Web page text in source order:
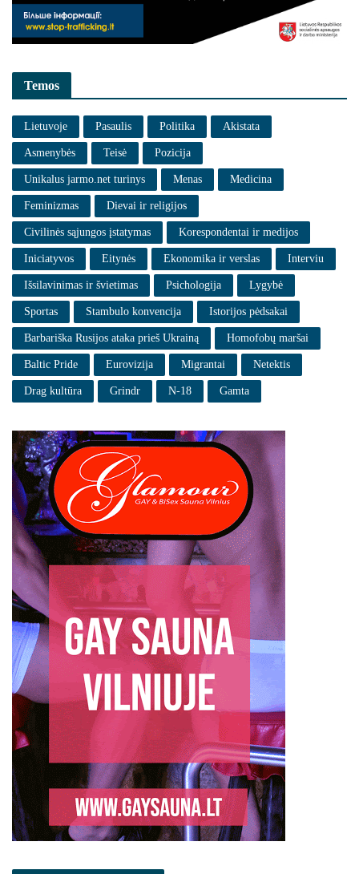
Temos
Lietuvoje Pasaulis Politika Akistata
Asmenybės Teisė Pozicija
Unikalus jarmo.net turinys Menas Medicina
Feminizmas Dievai ir religijos
Civilinės sąjungos įstatymas Korespondentai ir medijos
Iniciatyvos Eitynės Ekonomika ir verslas Interviu
Išsilavinimas ir švietimas Psichologija Lygybė
Sportas Stambulo konvencija Istorijos pėdsakai
Barbariška Rusijos ataka prieš Ukrainą Homofobų maršai
Baltic Pride Eurovizija Migrantai Netektis
Drag kultūra Grindr N-18 Gamta